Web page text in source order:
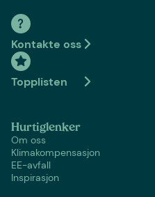
Kontakte oss
Topplisten
Hurtiglenker
Om oss
Klimakompensasjon
EE-avfall
Inspirasjon